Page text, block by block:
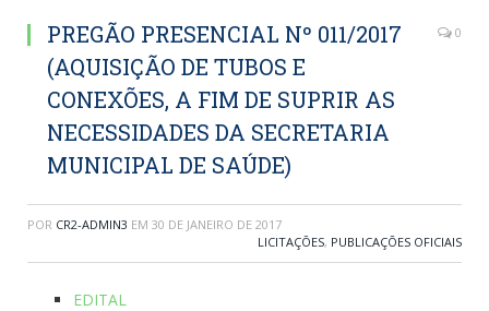
PREGÃO PRESENCIAL Nº 011/2017
(AQUISIÇÃO DE TUBOS E
CONEXÕES, A FIM DE SUPRIR AS
NECESSIDADES DA SECRETARIA
MUNICIPAL DE SAÚDE)
0
POR CR2-ADMIN3 EM 30 DE JANEIRO DE 2017
LICITAÇÕES, PUBLICAÇÕES OFICIAIS
EDITAL